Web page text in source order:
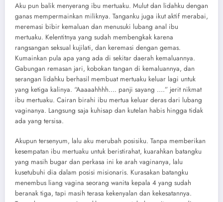
Aku pun balik menyerang ibu mertuaku. Mulut dan lidahku dengan
ganas mempermainkan miliknya. Tanganku juga ikut aktif merabai,
meremasi bibir kemaluan dan menusuki lubang anal ibu
mertuaku. Kelentitnya yang sudah membengkak karena
rangsangan seksual kujilati, dan keremasi dengan gemas.
Kumainkan pula apa yang ada di sekitar daerah kemaluannya.
Gabungan remasan jari, kobokan tangan di kemaluannya, dan
serangan lidahku berhasil membuat mertuaku keluar lagi untuk
yang ketiga kalinya. “Aaaaahhhh…. panji sayang ….” jerit nikmat
ibu mertuaku. Cairan birahi ibu mertua keluar deras dari lubang
vaginanya. Langsung saja kuhisap dan kutelan habis hingga tidak
ada yang tersisa.
Akupun tersenyum, lalu aku merubah posisiku. Tanpa memberikan
kesempatan ibu mertuaku untuk beristirahat, kuarahkan batangku
yang masih bugar dan perkasa ini ke arah vaginanya, lalu
kusetubuhi dia dalam posisi misionaris. Kurasakan batangku
menembus liang vagina seorang wanita kepala 4 yang sudah
beranak tiga, tapi masih terasa kekenyalan dan kekesatannya.